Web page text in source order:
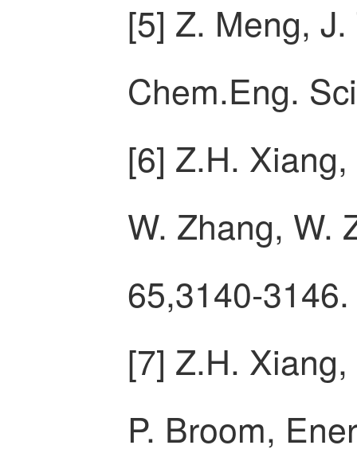
[5] Z. Meng,
Chem.Eng.
[6] Z.H.
W. Zhang, W.
65,3140-3146.
[7] Z.H.
P. Broom,